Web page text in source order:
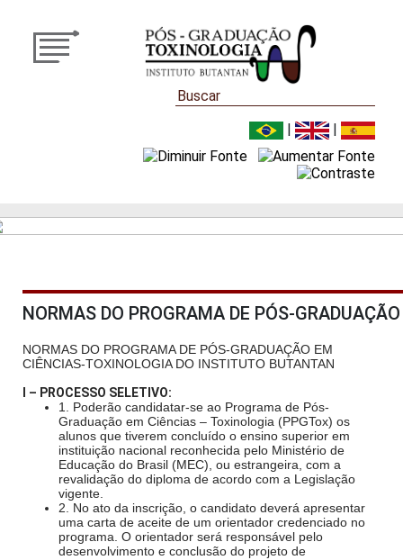
| |
NORMAS DO PROGRAMA DE PÓS-
NORMAS DO PROGRAMA DE PÓS-GRADUAÇÃO EM
CIÊNCIAS-TOXINOLOGIA DO INSTITUTO BUTANTAN
I – PROCESSO SELETIVO:
1. Poderão candidatar-se ao Programa de Pós-
Graduação em Ciências – Toxinologia (PPGTox) os
alunos que tiverem concluído o ensino superior em
instituição nacional reconhecida pelo Ministério de
Educação do Brasil (MEC), ou estrangeira, com a
revalidação do diploma de acordo com a Legislação
vigente.
2. No ato da inscrição, o candidato deverá apresentar
uma carta de aceite de um orientador credenciado no
programa. O orientador será responsável pelo
desenvolvimento e conclusão do projeto de